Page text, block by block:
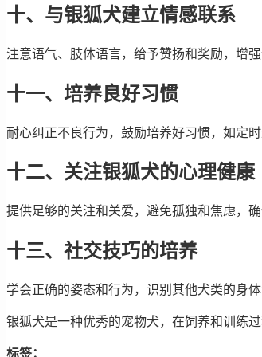
十、与银狐犬建立情感联系
注意语气、肢体语言，给予赞扬和奖励，增强
十一、培养良好习惯
耐心纠正不良行为，鼓励培养好习惯，如定时
十二、关注银狐犬的心理健康
提供足够的关注和关爱，避免孤独和焦虑，确
十三、社交技巧的培养
学会正确的姿态和行为，识别其他犬类的身
银狐犬是一种优秀的宠物犬，在饲养和训练
标签：